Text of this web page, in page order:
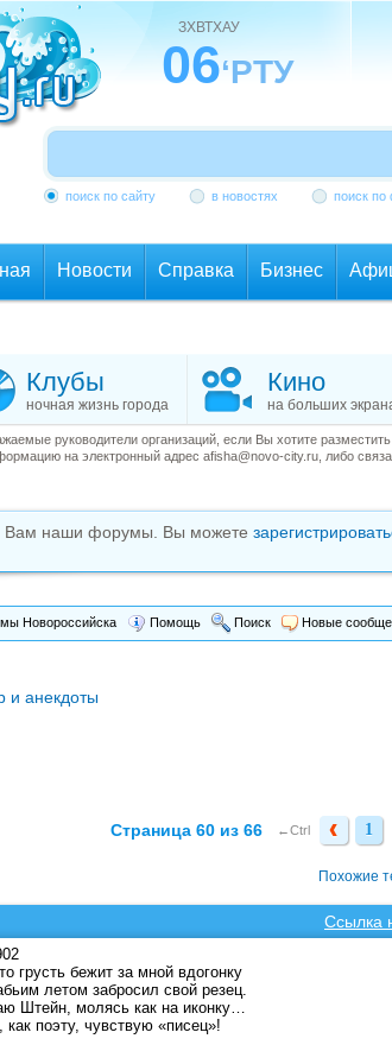
ЗХВТХАУ
06‘РТУ
поиск по сайту в новостях
поиск
Новости Справка Бизнес
Клубы
ночная жизнь города
Кино
на больших
руководители организаций, если Вы хотите
на электронный адрес afisha@novo-city.ru, либо
Вам наши форумы. Вы можете
Новороссийска Помощь Поиск Новые
и анекдоты
Страница 60 из 66 ←Ctrl 1
1
Похожие
Ссылка
грусть бежит за мной вдогонку
летом забросил свой резец.
Штейн, молясь как на иконку…
как поэту, чувствую «писец»!